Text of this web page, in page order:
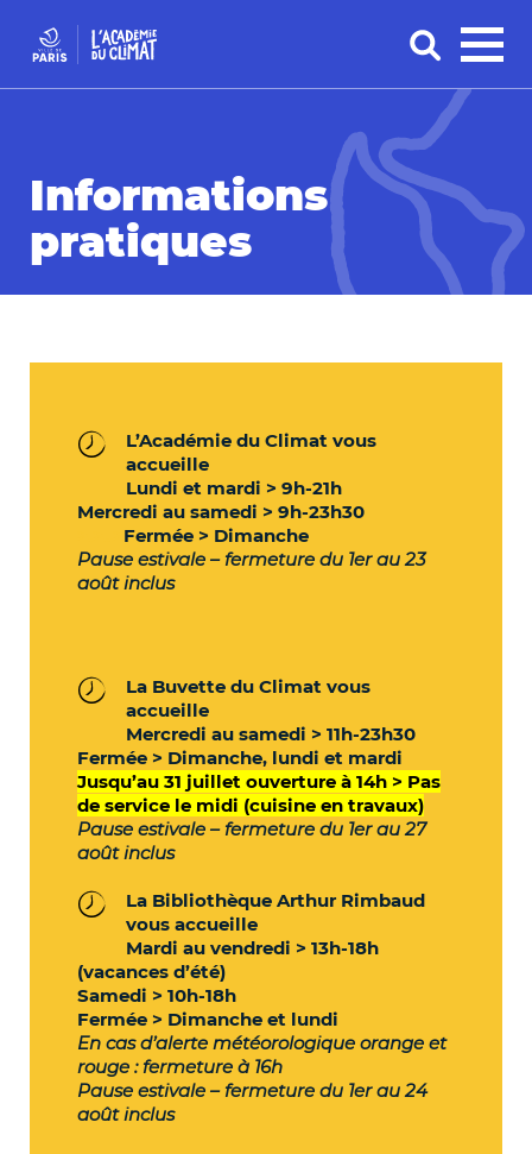
Informations
pratiques
L’Académie du Climat vous
accueille
Lundi et mardi > 9h-21h
Mercredi au samedi > 9h-23h30
Fermée > Dimanche
Pause estivale – fermeture du 1er au 23
août inclus
La Buvette du Climat vous
accueille
Mercredi au samedi > 11h-23h30
Fermée > Dimanche, lundi et mardi
Jusqu’au 31 juillet ouverture à 14h > Pas
de service le midi (cuisine en travaux)
Pause estivale – fermeture du 1er au 27
août inclus
La Bibliothèque Arthur Rimbaud
vous accueille
Mardi au vendredi > 13h-18h
(vacances d’été)
Samedi > 10h-18h
Fermée > Dimanche et lundi
En cas d’alerte météorologique orange et
rouge : fermeture à 16h
Pause estivale – fermeture du 1er au 24
août inclus